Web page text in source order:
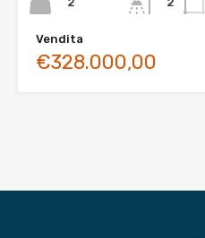
Vendita
€328.000,00